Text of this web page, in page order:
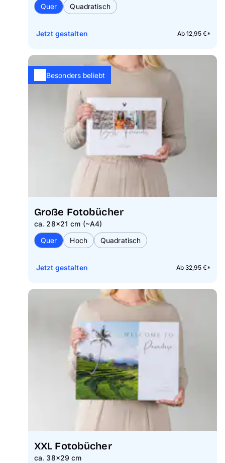
Quer
Quadratisch
Ab 12,95 €*
Jetzt gestalten
Besonders beliebt
Große Fotobücher
ca. 28×21 cm (~A4)
Quer
Hoch Quadratisch
Ab 32,95 €*
Jetzt gestalten
XXL Fotobücher
ca. 38×29 cm